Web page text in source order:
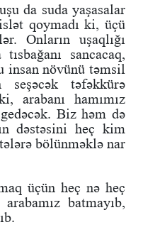
da suda yaşasalar
qoymadı ki, üçü
Onların uşaqlığı
sancacaq,
insan növünü təmsil
təfəkkürə
hamımız
Biz həm də
dəstəsini heç kim
bölünməklə nar
üçün heç nə heç
batmayıb,